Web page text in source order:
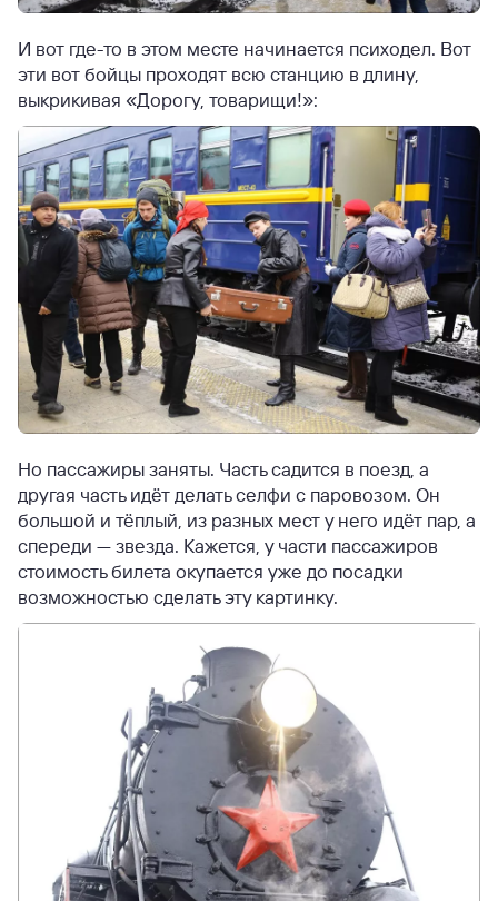
И вот где-то в этом месте начинается психодел. Вот
эти вот бойцы проходят всю станцию в длину,
выкрикивая «Дорогу, товарищи!»:
Но пассажиры заняты. Часть садится в поезд, а
другая часть идёт делать селфи с паровозом. Он
большой и тёплый, из разных мест у него идёт пар, а
спереди — звезда. Кажется, у части пассажиров
стоимость билета окупается уже до посадки
возможностью сделать эту картинку.